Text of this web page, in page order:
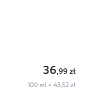
36,99 zł
100 ml = 43,52 zł